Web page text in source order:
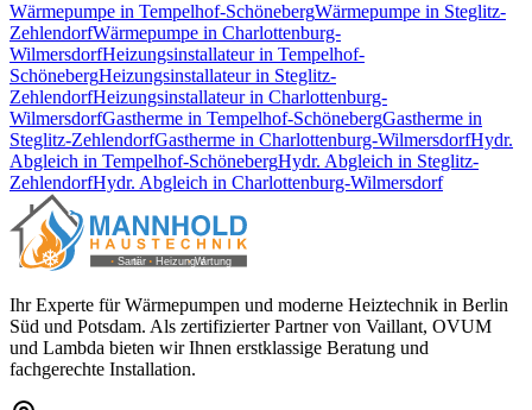
Wärmepumpe in Tempelhof-SchönebergWärmepumpe in Steglitz-
ZehlendorfWärmepumpe in Charlottenburg-
WilmersdorfHeizungsinstallateurin Tempelhof-
SchönebergHeizungsinstallateurin Steglitz-
ZehlendorfHeizungsinstallateurin Charlottenburg-
WilmersdorfGastherme in Tempelhof-SchönebergGastherme in
Steglitz-ZehlendorfGastherme in Charlottenburg-WilmersdorfHydr.
Abgleich in Tempelhof-SchönebergHydr. Abgleich in Steglitz-
ZehlendorfHydr. Abgleich in Charlottenburg-Wilmersdorf
Ihr Experte für Wärmepumpen und moderne Heiztechnik in Berlin
Süd und Potsdam. Als zertifizierter Partner von Vaillant, OVUM
und Lambda bieten wir Ihnen erstklassige Beratung und
fachgerechte Installation.